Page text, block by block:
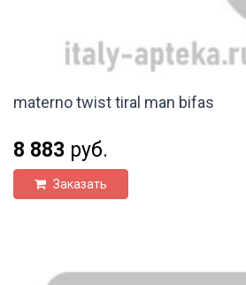
materno twist tiral man bifas
8 883 руб.
Заказать